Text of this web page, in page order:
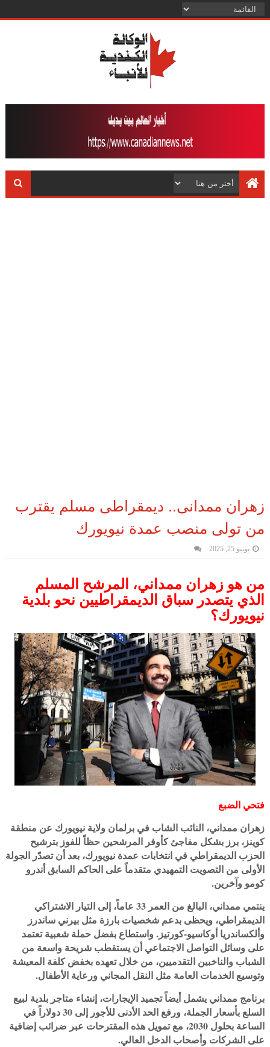
زهران ممدانى.. ديمقراطى مسلم يقترب
من تولى منصب عمدة نيويورك
يونيو 25, 2025
من هو زهران ممداني، المرشح المسلم
الذي يتصدر سباق الديمقراطيين نحو بلدية
نيويورك؟
فتحي الضبع
زهران ممداني، النائب الشاب في برلمان ولاية نيويورك عن منطقة
كوينز، برز بشكل مفاجئ كأوفر المرشحين حظاً للفوز بترشيح
الحزب الديمقراطي في انتخابات عمدة نيويورك، بعد أن تصدّر الجولة
الأولى من التصويت التمهيدي متقدماً على الحاكم السابق أندرو
كومو وآخرين.
ينتمي ممداني، البالغ من العمر 33 عاماً، إلى التيار الاشتراكي
الديمقراطي، ويحظى بدعم شخصيات بارزة مثل بيرني ساندرز
وألكساندريا أوكاسيو-كورتيز. واستطاع بفضل حملة شعبية تعتمد
على وسائل التواصل الاجتماعي أن يستقطب شريحة واسعة من
الشباب والناخبين التقدميين، من خلال تعهده بخفض كلفة المعيشة
وتوسيع الخدمات العامة مثل النقل المجاني ورعاية الأطفال.
برنامج ممداني يشمل أيضاً تجميد الإيجارات، إنشاء متاجر بلدية لبيع
السلع بأسعار الجملة، ورفع الحد الأدنى للأجور إلى 30 دولاراً في
الساعة بحلول 2030، مع تمويل هذه المقترحات عبر ضرائب إضافية
على الشركات وأصحاب الدخل العالي.